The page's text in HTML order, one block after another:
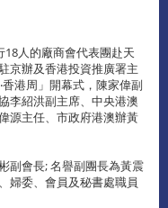
人的廠商會代表團赴天
京辦及香港投資推廣署主
港周」開幕式，陳家偉副
李紹洪副主席、中央港澳
源主任、市政府港澳辦黃
副會長; 名譽副團長為黃震
婦委、會員及秘書處職員